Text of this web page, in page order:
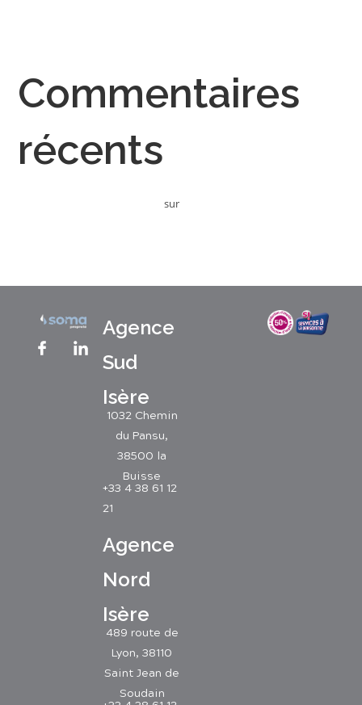
Commentaires
récents
sur
Agence
Sud
Isère
1032 Chemin
du Pansu,
38500 la
Buisse
+33 4 38 61 12
21
Agence
Nord
Isère
489 route de
Lyon, 38110
Saint Jean de
Soudain